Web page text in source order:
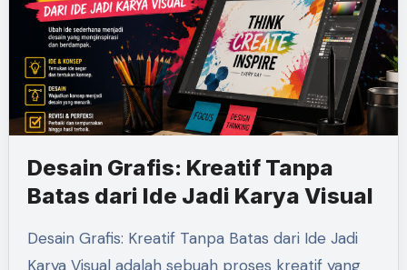
Desain Grafis: Kreatif Tanpa
Batas dari Ide Jadi Karya Visual
Desain Grafis: Kreatif Tanpa Batas dari Ide Jadi
Karya Visual adalah sebuah proses kreatif yang